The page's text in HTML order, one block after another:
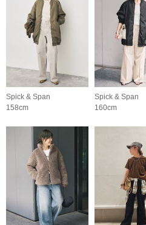
Spick & Span
158cm
Spick & Span
160cm